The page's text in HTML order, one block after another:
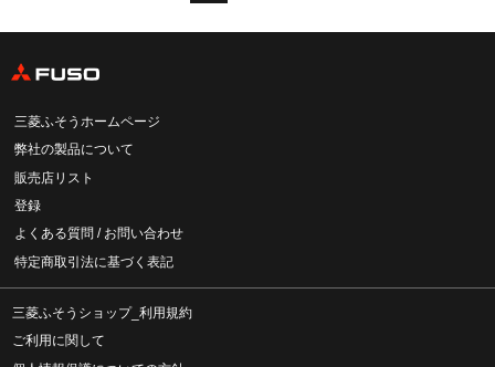
三菱ふそうホームページ
弊社の製品について
販売店リスト
登録
よくある質問 / お問い合わせ
特定商取引法に基づく表記
三菱ふそうショップ_利用規約
ご利用に関して